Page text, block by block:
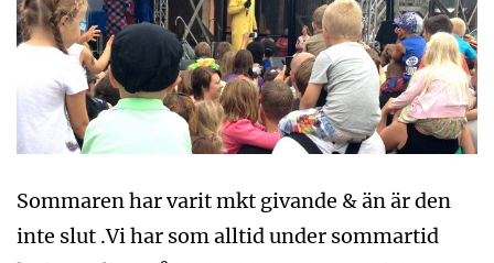
Sommaren har varit mkt givande & än är den
inte slut .Vi har som alltid under sommartid